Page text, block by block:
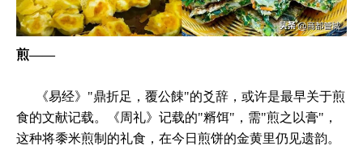
煎——
《易经》"鼎折足，覆公餗"的爻辞，或许是最早关于煎
食的文献记载。《周礼》记载的"糈饵"，需"煎之以膏"，
这种将黍米煎制的礼食，在今日煎饼的金黄里仍见遗韵。